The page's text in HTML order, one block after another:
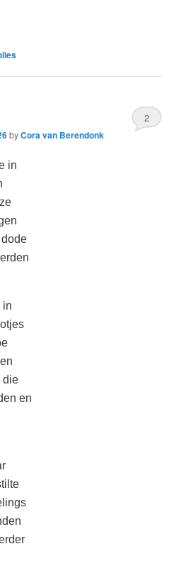
byCora van Berendonk
2
in
in
die
en